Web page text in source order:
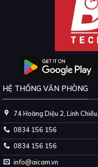
HỆ THỐNG VĂN PHÒNG
74 Hoàng Diệu 2, Linh
0834 156 156
0834 156 156
info@aicam.vn